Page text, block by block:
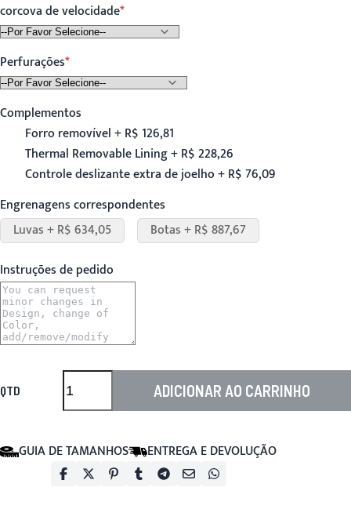
corcova de velocidade
Perfurações
Complementos
Forro removível + R$ 126,81
Thermal Removable Lining + R$ 228,26
Controle deslizante extra de joelho + R$ 76,09
Engrenagens correspondentes
Luvas + R$ 634,05
Botas + R$ 887,67
Instruções de pedido
QTD ADICIONAR AO CARRINHO
GUIA DE TAMANHOS ENTREGA E DEVOLUÇÃO